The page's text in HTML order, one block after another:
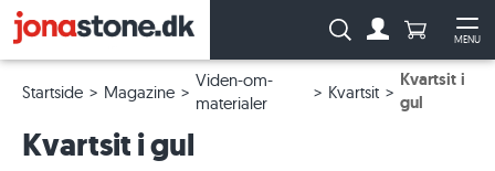
MENU
Søg: Antal
Startside Magazine
Viden-om-
materialer
Kvartsit
Kvartsit i
gul
Kvartsit i gul